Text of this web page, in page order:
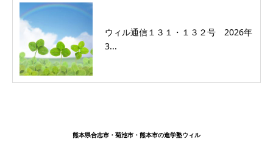
ウィル通信１３１・１３２号 2026年
3...
熊本県合志市・菊池市・熊本市の進学塾ウィル